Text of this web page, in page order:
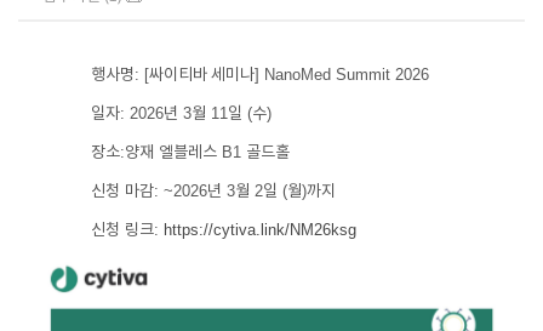
행사명 : [싸이티바 세미나] NanoMed Summit 2026
일자: 2026년 3월 11일 (수)
장소:양재 엘블레스 B1 골드홀
신청 마감: ~2026년 3월 2일 (월)까지
신청 링크: https://cytiva.link/NM26ksg